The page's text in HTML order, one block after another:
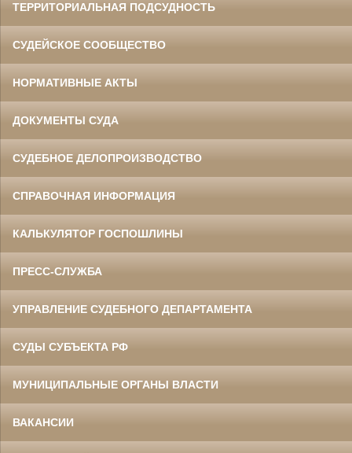
ТЕРРИТОРИАЛЬНАЯ ПОДСУДНОСТЬ
СУДЕЙСКОЕ СООБЩЕСТВО
НОРМАТИВНЫЕ АКТЫ
ДОКУМЕНТЫ СУДА
СУДЕБНОЕ ДЕЛОПРОИЗВОДСТВО
СПРАВОЧНАЯ ИНФОРМАЦИЯ
КАЛЬКУЛЯТОР ГОСПОШЛИНЫ
ПРЕСС-СЛУЖБА
УПРАВЛЕНИЕ СУДЕБНОГО ДЕПАРТАМЕНТА
СУДЫ СУБЪЕКТА РФ
МУНИЦИПАЛЬНЫЕ ОРГАНЫ ВЛАСТИ
ВАКАНСИИ